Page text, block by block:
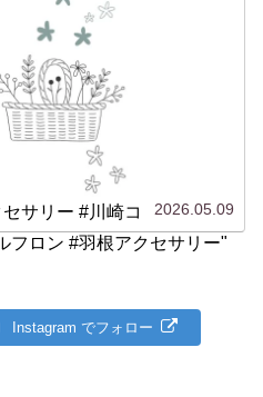
2026.05.09
サリー #川崎コ
フロン #羽根アクセサリー"
Instagram でフォロー